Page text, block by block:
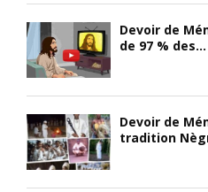
Devoir de
de 97 % des...
Devoir de
tradition